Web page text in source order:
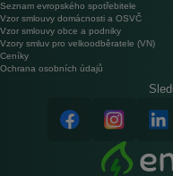
Seznam evropského spotřebitele
Vzor smlouvy domácnosti a OSVČ
Vzor smlouvy obce a podniky
Vzory smluv pro velkoodběratele (VN)
Ceníky
Ochrana osobních údajů